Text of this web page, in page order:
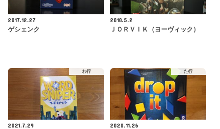
2017.12.27
ゲシェンク
2018.5.2
ＪＯＲＶＩＫ（ヨーヴィック）
わ行
2021.7.29
た行
2020.11.26